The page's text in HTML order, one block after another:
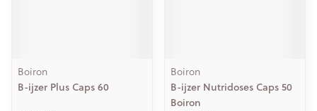
Boiron
B-ijzer Plus Caps 60
Boiron
B-ijzer Nutridoses Caps 50
Boiron